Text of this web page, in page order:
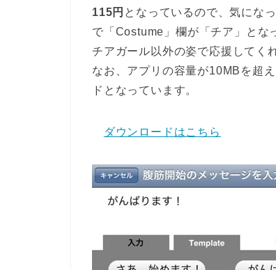
115円 となっているので、気にな
で「Costume」欄が「チア」とな
チアガール以外の姿で応援してく
なお、アプリの容量が10MBを超
ドとなっています。
ダウンロードはこちら